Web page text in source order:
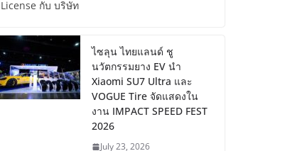
License กับ บริษัท
ไซลุน ไทยแลนด์ ชู
นวัตกรรมยาง EV นำ
Xiaomi SU7 Ultra และ
VOGUE Tire จัดแสดงใน
งาน IMPACT SPEED FEST
2026
July 23, 2026